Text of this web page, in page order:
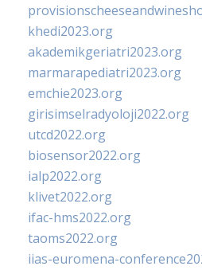
khedi2023.org
akademikgeriatri2023.org
marmarapediatri2023.org
emchie2023.org
girisimselradyoloji2022.org
utcd2022.org
biosensor2022.org
ialp2022.org
klivet2022.org
ifac-hms2022.org
taoms2022.org
iias-euromena-